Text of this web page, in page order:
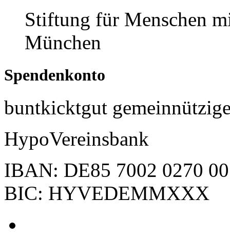
Stiftung für Menschen
München
Spendenkonto
buntkicktgut
HypoVereinsbank
IBAN: DE85 7002 0270
BIC: HYVEDEMMXXX